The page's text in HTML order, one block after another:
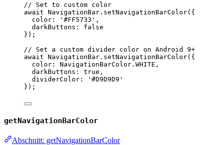
// Set to custom color
await NavigationBar. setNavigationBarColor({
color:
'#FF5733' ,
darkButtons: false
});
// Set a custom divider color on Android 9+
await NavigationBar. setNavigationBarColor({
color: NavigationBarColor. WHITE ,
darkButtons: true ,
dividerColor:
'#D9D9D9'
});
getNavigationBarColor
Abschnitt: getNavigationBarColor